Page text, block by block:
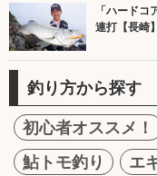
「ハード
連打【長崎
釣り方から探す
初心者オススメ！
鮎トモ釣り
エ